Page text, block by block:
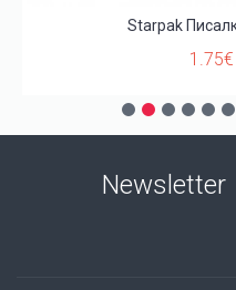
Starpak
Newsletter